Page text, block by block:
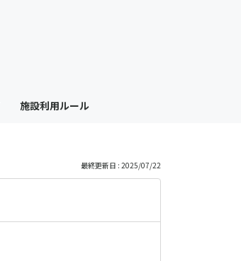
施設利用ルール
最終更新日 : 2025/07/22